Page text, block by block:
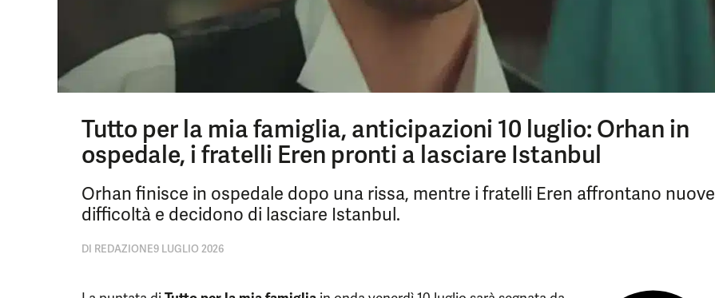
Tutto per la mia famiglia, anticipazioni 10 luglio: Orhan in
ospedale, i fratelli Eren pronti a lasciare Istanbul
Orhan finisce in ospedale dopo una rissa, mentre i fratelli Eren affrontano nuove
difficoltà e decidono di lasciare Istanbul.
DI REDAZIONE9 LUGLIO 2026